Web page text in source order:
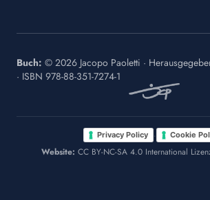
Buch: © 2026 Jacopo Paoletti ·
· ISBN 978-88-351-7274-1
Privacy Policy · Cookie
Website: CC BY-NC-SA 4.0 International